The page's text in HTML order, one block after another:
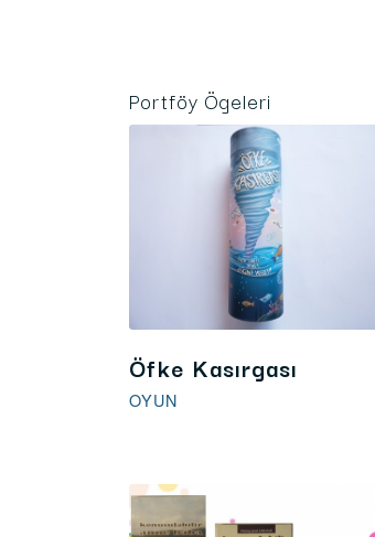
Portföy Ögeleri
Öfke Kasırgası
OYUN